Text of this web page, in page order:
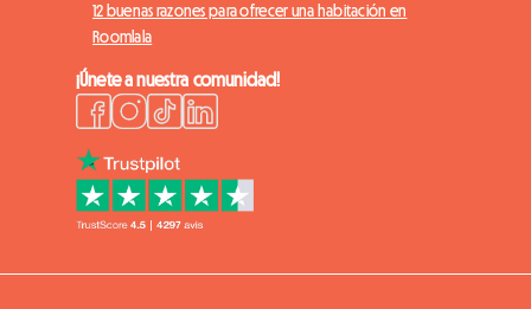
12 buenas razones para ofrecer una habitación en
Roomlala
¡Únete a nuestra comunidad!